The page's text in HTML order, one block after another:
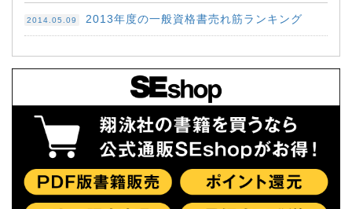
2014.05.09 2013年度の一般資格書売れ筋ランキング